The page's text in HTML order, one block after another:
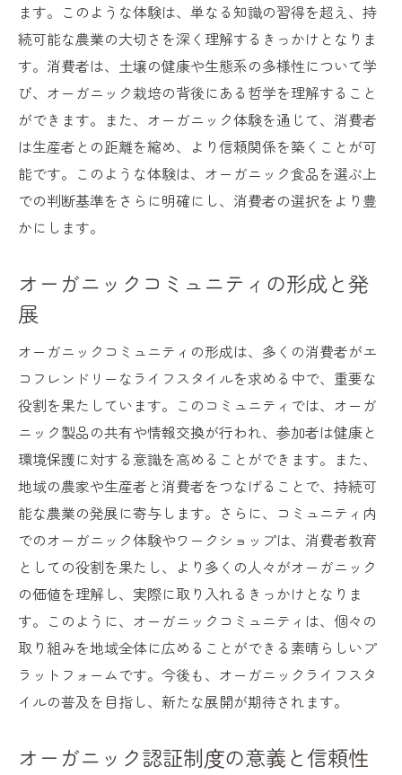
ます。このような体験は、単なる知識の習得を超え、持
続可能な農業の大切さを深く理解するきっかけとなりま
す。消費者は、土壌の健康や生態系の多様性について学
び、オーガニック栽培の背後にある哲学を理解すること
ができます。また、オーガニック体験を通じて、消費者
は生産者との距離を縮め、より信頼関係を築くことが可
能です。このような体験は、オーガニック食品を選ぶ上
での判断基準をさらに明確にし、消費者の選択をより豊
かにします。
オーガニックコミュニティの形成と発
展
オーガニックコミュニティの形成は、多くの消費者がエ
コフレンドリーなライフスタイルを求める中で、重要な
役割を果たしています。このコミュニティでは、オーガ
ニック製品の共有や情報交換が行われ、参加者は健康と
環境保護に対する意識を高めることができます。また、
地域の農家や生産者と消費者をつなげることで、持続可
能な農業の発展に寄与します。さらに、コミュニティ内
でのオーガニック体験やワークショップは、消費者教育
としての役割を果たし、より多くの人々がオーガニック
の価値を理解し、実際に取り入れるきっかけとなりま
す。このように、オーガニックコミュニティは、個々の
取り組みを地域全体に広めることができる素晴らしいプ
ラットフォームです。今後も、オーガニックライフスタ
イルの普及を目指し、新たな展開が期待されます。
オーガニック認証制度の意義と信頼性